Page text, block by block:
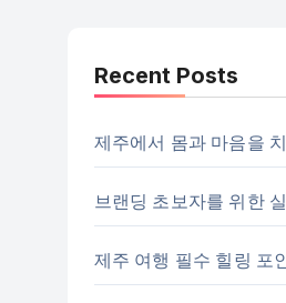
Recent Posts
제주에서 몸과 마음을
브랜딩 초보자를 위한
제주 여행 필수 힐링 포